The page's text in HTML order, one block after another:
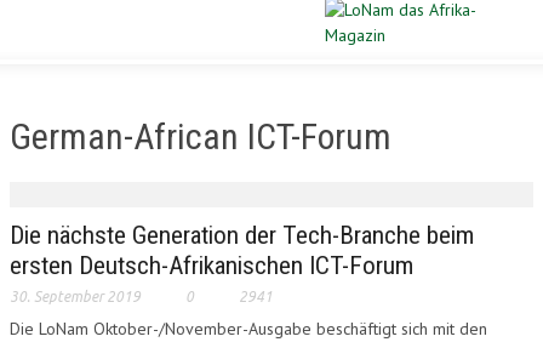
DIASPORA
WIRTSCHAFT
KULTUR
German-African ICT-Forum
Die nächste Generation der Tech-Branche beim
ersten Deutsch-Afrikanischen ICT-Forum
30. September 2019 0 2941
Die LoNam Oktober-/November-Ausgabe beschäftigt sich mit den